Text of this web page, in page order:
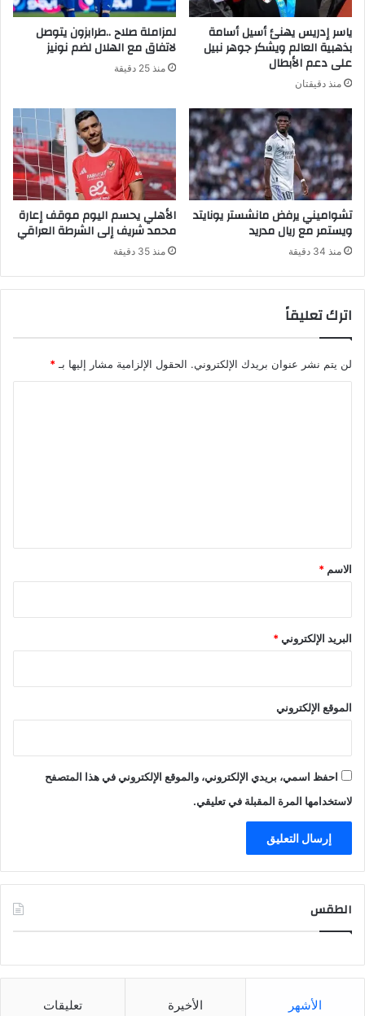
ياسر إدريس يهنئ أسيل أسامة
بذهبية العالم ويشكر جوهر نبيل
على دعم الأبطال
منذ دقيقتان
لمزاملة صلاح ..طرابزون يتوصل
لاتفاق مع الهلال لضم نونيز
منذ 25 دقيقة
تشواميني يرفض مانشستر يونايتد
ويستمر مع ريال مدريد
منذ 34 دقيقة
الأهلي يحسم اليوم موقف إعارة
محمد شريف إلى الشرطة العراقي
منذ 35 دقيقة
اترك تعليقاً
لن يتم نشر عنوان بريدك الإلكتروني. الحقول الإلزامية مشار إليها بـ *
*
الاسم *
البريد الإلكتروني*
الموقع الإلكتروني
احفظ اسمي، بريدي الإلكتروني، والموقع الإلكتروني في هذا المتصفح
لاستخدامها المرة المقبلة في تعليقي.
الطقس
الأشهر الأخيرة تعليقات